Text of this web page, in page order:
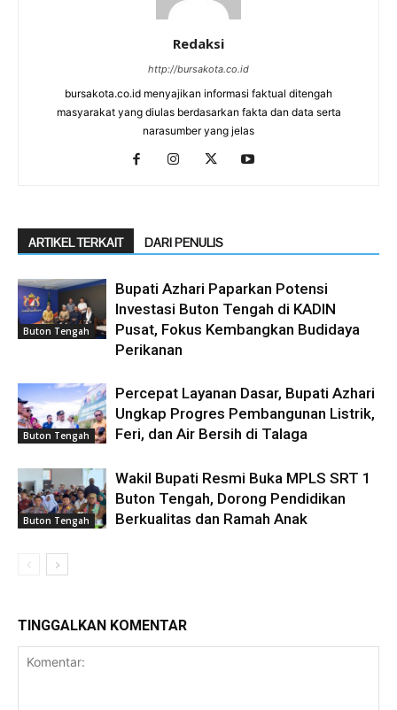
Redaksi
http://bursakota.co.id
bursakota.co.id menyajikan informasi faktual ditengah
masyarakat yang diulas berdasarkan fakta dan data serta
narasumber yang jelas
ARTIKEL TERKAIT DARI PENULIS
Buton Tengah
Bupati Azhari Paparkan Potensi
Investasi Buton Tengah di KADIN
Pusat, Fokus Kembangkan Budidaya
Perikanan
Buton Tengah
Percepat Layanan Dasar, Bupati Azhari
Ungkap Progres Pembangunan Listrik,
Feri, dan Air Bersih di Talaga
Buton Tengah
Wakil Bupati Resmi Buka MPLS SRT 1
Buton Tengah, Dorong Pendidikan
Berkualitas dan Ramah Anak
TINGGALKAN KOMENTAR